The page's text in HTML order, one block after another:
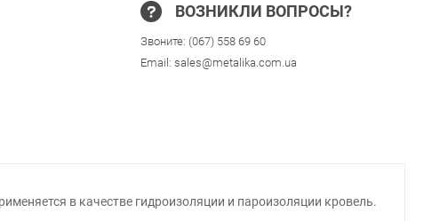
ВОЗНИКЛИ ВОПРОСЫ?
Звоните: (067) 558 69 60
Email: sales@metalika.com.ua
в качестве гидроизоляции и пароизоляции кровель.